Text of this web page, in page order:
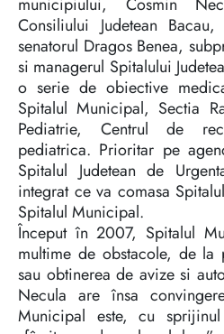
Consiliului Judetean
senatorul Dragos Benea,
si managerul Spitalului
o serie de obiective
Spitalul Municipal, Sectia
Pediatrie, Centrul de
pediatrica. Prioritar pe
Spitalul Judetean de
integrat ce va comasa
Spitalul Municipal.
Început în 2007, Spitalul
multime de obstacole, de la
sau obtinerea de avize si
Necula are însa
Municipal este, cu